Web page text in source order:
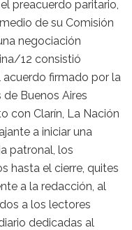
preacuerdo paritario,
de su Comisión
negociación
12 consistió
firmado por la
Buenos Aires
con Clarín, La Nación
a iniciar una
patronal, los
hasta el cierre, quites
a la redacción, al
a los lectores
dedicadas al